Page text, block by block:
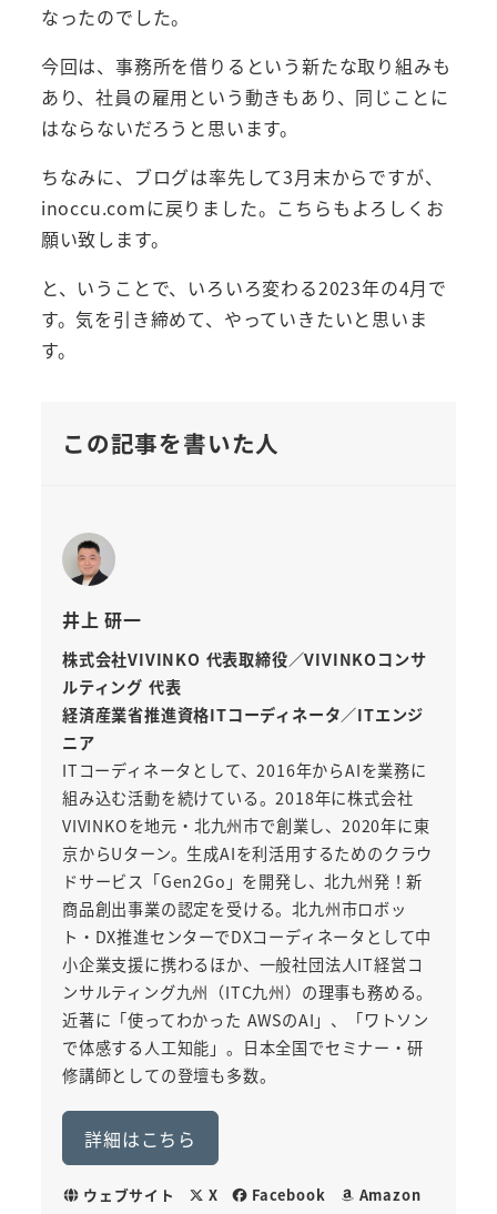
なったのでした。
今回は、事務所を借りるという新たな取り組みも
あり、社員の雇用という動きもあり、同じことに
はならないだろうと思います。
ちなみに、ブログは率先して3月末からですが、
inoccu.comに戻りました。こちらもよろしくお
願い致します。
と、いうことで、いろいろ変わる2023年の4月で
す。気を引き締めて、やっていきたいと思いま
す。
この記事を書いた人
井上 研一
株式会社VIVINKO 代表取締役／VIVINKOコンサ
ルティング 代表
経済産業省推進資格ITコーディネータ／ITエンジ
ニア
ITコーディネータとして、2016年からAIを業務に
組み込む活動を続けている。2018年に株式会社
VIVINKOを地元・北九州市で創業し、2020年に東
京からUターン。生成AIを利活用するためのクラウ
ドサービス「Gen2Go」を開発し、北九州発！新
商品創出事業の認定を受ける。北九州市ロボッ
ト・DX推進センターでDXコーディネータとして中
小企業支援に携わるほか、一般社団法人IT経営コ
ンサルティング九州（ITC九州）の理事も務める。
近著に「使ってわかった AWSのAI」、「ワトソン
で体感する人工知能」。日本全国でセミナー・研
修講師としての登壇も多数。
詳細はこちら
ウェブサイト X Facebook Amazon